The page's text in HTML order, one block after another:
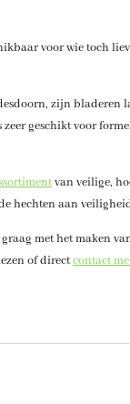
voor wie toch
zijn bladeren
geschikt voor
van veilige,
hechten aan
met het maken
of directcontact